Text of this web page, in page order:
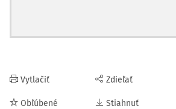
Vytlačiť
Obľúbené
Zdieľať
Stiahnuť